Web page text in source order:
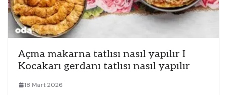
Açma makarna tatlısı nasıl yapılır I
Kocakarı gerdanı tatlısı nasıl yapılır
18 Mart 2026